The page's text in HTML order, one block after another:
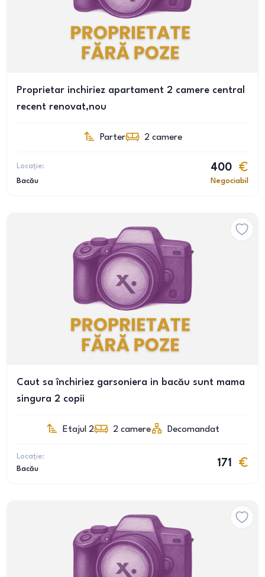
Proprietar inchiriez apartament 2 camere central
recent renovat,nou
Parter 2 camere
Locație:
Bacău
400
Negociabil
Caut sa închiriez garsoniera in bacău sunt mama
singura 2 copii
Etajul 2 2 camere Decomandat
Locație:
Bacău
171